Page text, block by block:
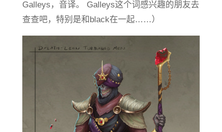
Galleys，音译。 Galleys这个词感兴趣的朋友去
查查吧，特别是和black在一起……）